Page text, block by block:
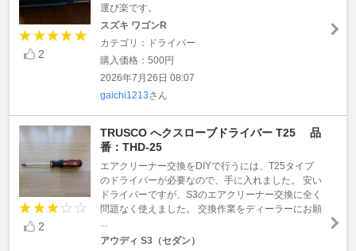
2
運び楽です。
スズキ ワゴンR
カテゴリ：ドライバー
購入価格：500円
2026年7月26日 08:07
gaichi1213さん
2
TRUSCO へクスローブドライバー T25 品
番：THD-25
エアクリーナー交換をDIYで行うには、T25タイプ
のドライバーが必要なので、手に入れました。 安い
ドライバーですが、S3のエアクリーナー交換に全く
問題なく使えました。 交換作業をディーラーにお願
アウディ S3（セダン）